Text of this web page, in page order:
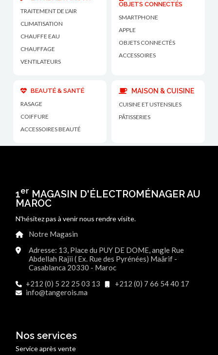
TRAITEMENT DE L'AIR
CLIMATISATION
CHAUFFE EAU
CHAUFFAGE
VENTILATEURS
OBJETS CONNECTÉS
SMARTPHONE
APPLE
OBJETS CONNECTÉS
ACCESSOIRES
BEAUTÉ & SANTÉ
RASAGE
COIFFURE
ACCESSOIRES BEAUTÉ
MAISON & CUISINE
CUISINE ET USTENSILES
PÂTISSERIES
1er MAGASIN D'ÉLECTROMÉNAGER AU
MAROC
N'hésitez pas à venir nous rendre visite.
Notre Magasin
Adresse: 13, Place du PUY DE DOME, angle Rue
Abdellah Rajii ( Ex. Rue des Pyrénées) Maârif -
Casablanca 20330 - Maroc
+212 (0) 5 22 25 03 13
+212 (0) 7 66 54 40 17
info@tangerois.ma
Nos services
Service après vente